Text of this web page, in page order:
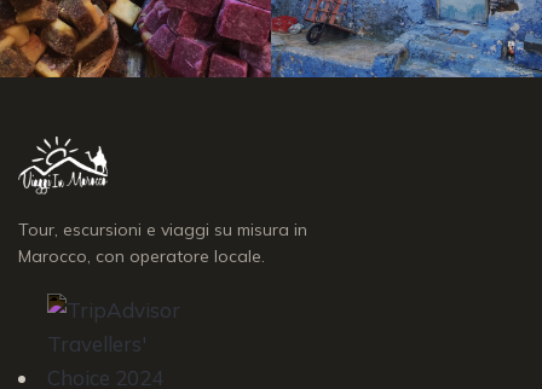
Tour, escursioni e viaggi su misura in
Marocco, con operatore locale.